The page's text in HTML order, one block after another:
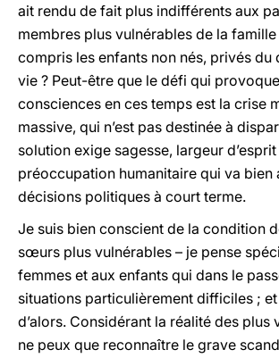
ait rendu de fait plus indifférents aux
membres plus vulnérables de la
compris les enfants non nés, privés du
vie ? Peut-être que le défi qui
consciences en ces temps est la crise
massive, qui n’est pas destinée à
solution exige sagesse, largeur
préoccupation humanitaire qui va bien
décisions politiques à court terme.
Je suis bien conscient de la condition
sœurs plus vulnérables – je pense
femmes et aux enfants qui dans le
situations particulièrement difficiles ;
d’alors. Considérant la réalité des plus
ne peux que reconnaître le grave